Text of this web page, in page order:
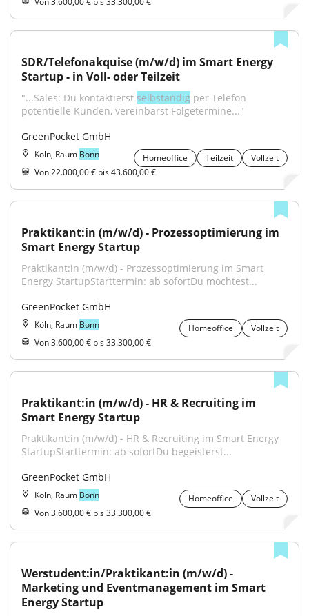
SDR/Telefonakquise (m/w/d) im Smart Energy
Startup - in Voll- oder Teilzeit
"...Sales: Du kontaktierst selbständig per Telefon
potentielle Kunden, vereinbarst Folgetermine..."
GreenPocket GmbH
Köln, Raum Bonn Homeoffice Teilzeit
Vollzeit
Von 22.000,00 € bis 43.600,00 €
Praktikant:in (m/w/d) - Prozessoptimierung im
Smart Energy Startup
Praktikant:in (m/w/d) - Prozessoptimierung im Smart
Energy StartupStarttermin: ab sofortDu möchtest...
GreenPocket GmbH
Köln, Raum Bonn Homeoffice
Vollzeit
Von 3.600,00 € bis 33.300,00 €
Praktikant:in (m/w/d) - HR & Recruiting im
Smart Energy Startup
Praktikant:in (m/w/d) - HR & Recruiting im Smart Energy
StartupStarttermin: ab sofortDu begeisterst...
GreenPocket GmbH
Köln, Raum Bonn Homeoffice
Vollzeit
Von 3.600,00 € bis 33.300,00 €
Werstudent:in/Praktikant:in (m/w/d) -
Marketing und Eventmanagement im Smart
Energy Startup